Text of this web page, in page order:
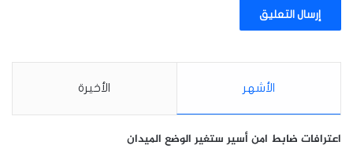
الأشهر الأخيرة
اعترافات ضابط امن أسير ستغير الوضع الميدان